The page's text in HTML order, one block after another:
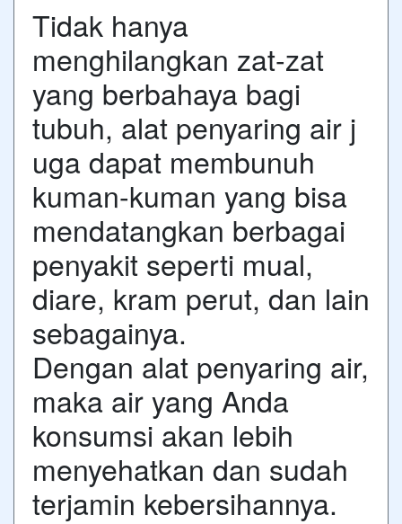
Tidak hanya
menghilangkan zat-zat
yang berbahaya bagi
tubuh, alat penyaring air j
uga dapat membunuh
kuman-kuman yang bisa
mendatangkan berbagai
penyakit seperti mual,
diare, kram perut, dan lain
sebagainya.
Dengan alat penyaring air,
maka air yang Anda
konsumsi akan lebih
menyehatkan dan sudah
terjamin kebersihannya.